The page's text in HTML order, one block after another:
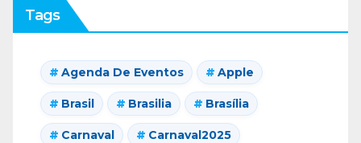
Tags
Agenda De Eventos Apple
Brasil Brasilia Brasília
Carnaval Carnaval2025